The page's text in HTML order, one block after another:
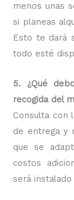
menos unas
si planeas
Esto te dará
todo esté
5. ¿Qué
recogida del
Consulta con
de entrega y
que se
costos
será